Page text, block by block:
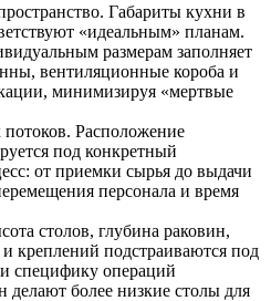
Габариты кухни в
«идеальным» планам.
размерам заполняет
вентиляционные короба и
минимизируя «мертвые
Расположение
под конкретный
от приемки сырья до выдачи
персонала и время
столов, глубина раковин,
креплений подстраиваются под
специфику операций
делают более низкие столы для